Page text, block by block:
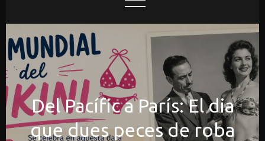
Del Pacífic a París: El dia
que dues peces de roba